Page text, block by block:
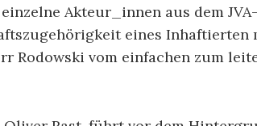
Akteur_innen aus dem
eines Inhaftierten
Rodowski vom einfachen zum